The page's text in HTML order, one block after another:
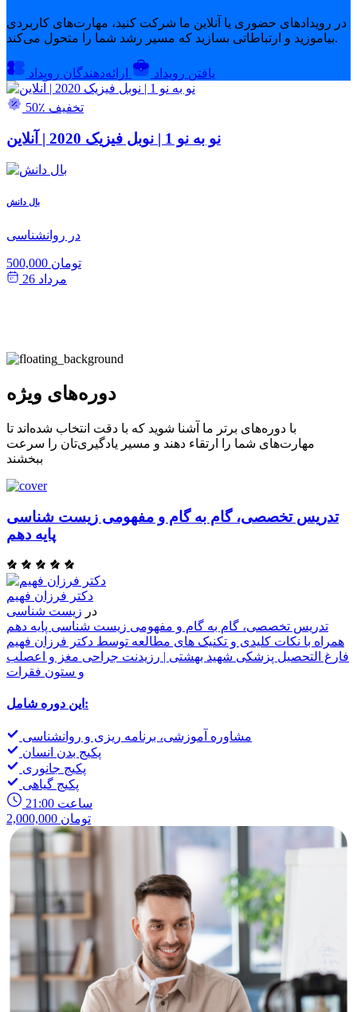
در رویدادهای حضوری یا آنلاین ما شرکت کنید، مهارت‌های کاربردی
بیاموزید و ارتباطاتی بسازید که مسیر رشد شما را متحول می‌کند.
یافتن رویداد ارائه‌دهندگان رویداد
50٪ تخفیف
نو به نو 1 | نوبل فیزیک 2020 | آنلاین
بال دانش
در روانشناسی
500,000 تومان
مرداد 26
دوره‌های ویژه
با دوره‌های برتر ما آشنا شوید که با دقت انتخاب شده‌اند تا
مهارت‌های شما را ارتقاء دهند و مسیر یادگیری‌تان را سرعت
ببخشند
تدریس تخصصی، گام به گام و مفهومی زیست شناسی
پایه دهم
دکتر فرزان فهیم
در زیست شناسی
تدریس تخصصی، گام به گام و مفهومی زیست شناسی پایه دهم
همراه با نکات کلیدی و تکنیک های مطالعه توسط دکتر فرزان فهیم
فارغ التحصیل پزشکی شهید بهشتی | رزیدنت جراحی مغز و اعصلب
و ستون فقرات
این دوره شامل:
مشاوره آموزشی، برنامه ریزی و روانشناسی
پکیج بدن انسان
پکیج جانوری
پکیج گیاهی
21:00 ساعت
2,000,000 تومان